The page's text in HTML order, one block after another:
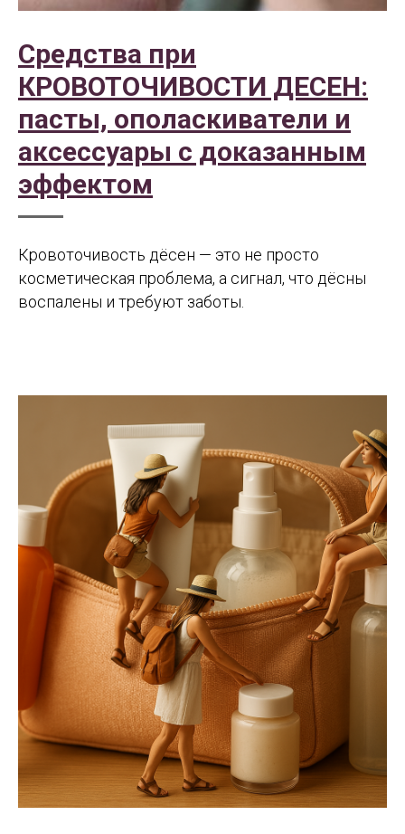
Средства при
КРОВОТОЧИВОСТИ ДЕСЕН:
пасты, ополаскиватели и
аксессуары с доказанным
эффектом
Кровоточивость дёсен — это не просто
косметическая проблема, а сигнал, что дёсны
воспалены и требуют заботы.